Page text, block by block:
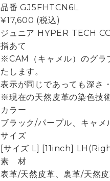
品番 GJ5FHTCN6L
¥17,600 (税込)
ジュニア HYPER TECH
指あて
※CAM（キャメル）のグラ
たします。
表示が同じであっても深さ
※現在の天然皮革の染色技
カラー
ブラック/パープル、キャメ
サイズ
[サイズ L] [11inch]
素 材
表革/天然皮革、裏革/天然